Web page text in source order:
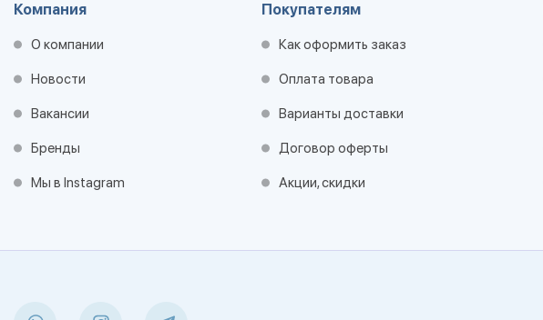
Компания
О компании
Новости
Вакансии
Бренды
Мы в Instagram
Покупателям
Как оформить заказ
Оплата товара
Варианты доставки
Договор оферты
Акции, скидки